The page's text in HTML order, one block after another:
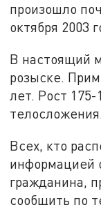
произошло
октября 2003
В настоящий
розыске.
лет. Рост
телосложения.
Всех, кто
информацией
гражданина,
сообщить по